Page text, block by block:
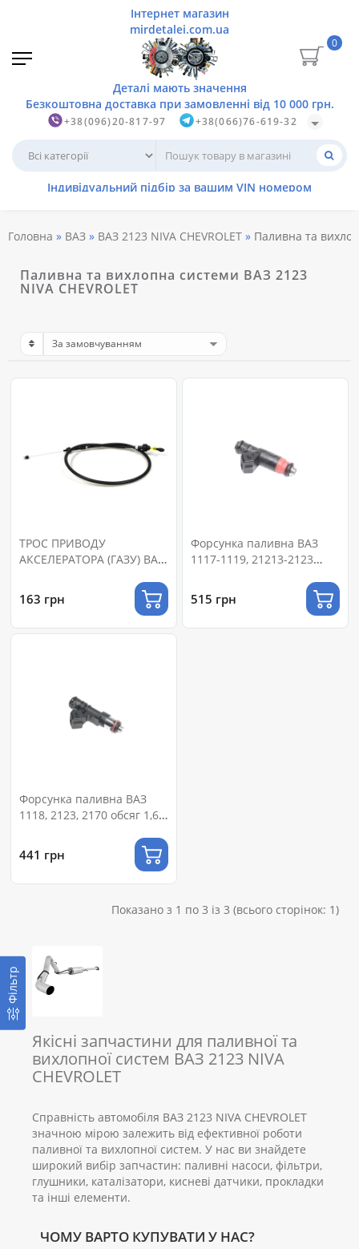
+38(096)20-817-97 +38(066)76-619-32
0
Головна ВАЗ ВАЗ 2123 NIVA CHEVROLET Паливна та
Фільтр
Паливна та вихлопна системи ВАЗ 2123
NIVA CHEVROLET
ТРОС ПРИВОДУ
АКСЕЛЕРАТОРА (ГАЗУ) ВАЗ
163 грн
Форсунка паливна ВАЗ
1117-1119, 21213-2123
(ЄВРО-II, III) (RIDER)
515 грн
Форсунка паливна ВАЗ
1118, 2123, 2170 обсяг 1,6-
III) (RIDER)
441 грн
Показано з 1 по 3 із 3 (всього сторінок: 1)
Якісні запчастини для паливної та
вихлопної систем ВАЗ 2123 NIVA
CHEVROLET
Справність автомобіля ВАЗ 2123 NIVA CHEVROLET
значною мірою залежить від ефективної роботи
паливної та вихлопної систем. У нас ви знайдете
широкий вибір запчастин: паливні насоси, фільтри,
глушники, каталізатори, кисневі датчики, прокладки
та інші елементи.
ЧОМУ ВАРТО КУПУВАТИ У НАС?